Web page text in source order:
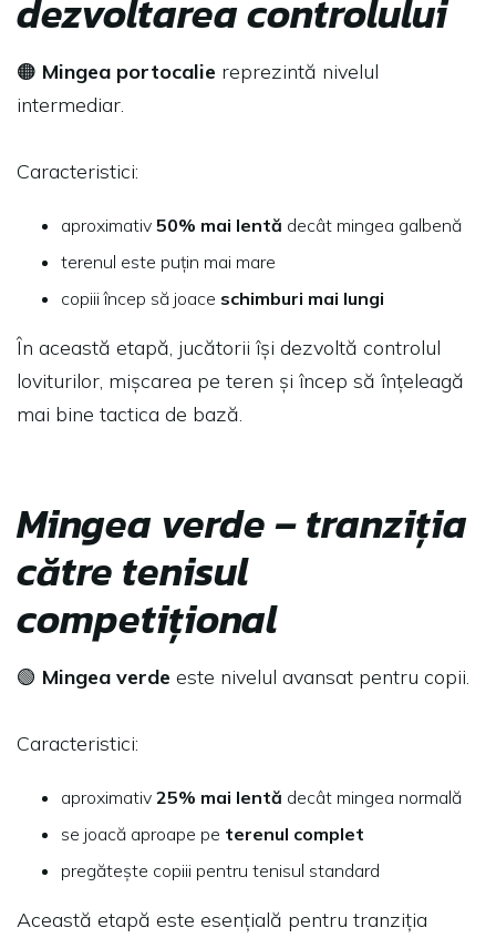
dezvoltarea controlului
🟠 Mingea portocalie reprezintă nivelul
intermediar.
Caracteristici:
aproximativ 50% mai lentă decât mingea galbenă
terenul este puțin mai mare
copiii încep să joace schimburi mai lungi
În această etapă, jucătorii își dezvoltă controlul
loviturilor, mișcarea pe teren și încep să înțeleagă
mai bine tactica de bază.
Mingea verde – tranziția
către tenisul
competițional
🟢 Mingea verde este nivelul avansat pentru copii.
Caracteristici:
aproximativ 25% mai lentă decât mingea normală
se joacă aproape pe terenul complet
pregătește copiii pentru tenisul standard
Această etapă este esențială pentru tranziția